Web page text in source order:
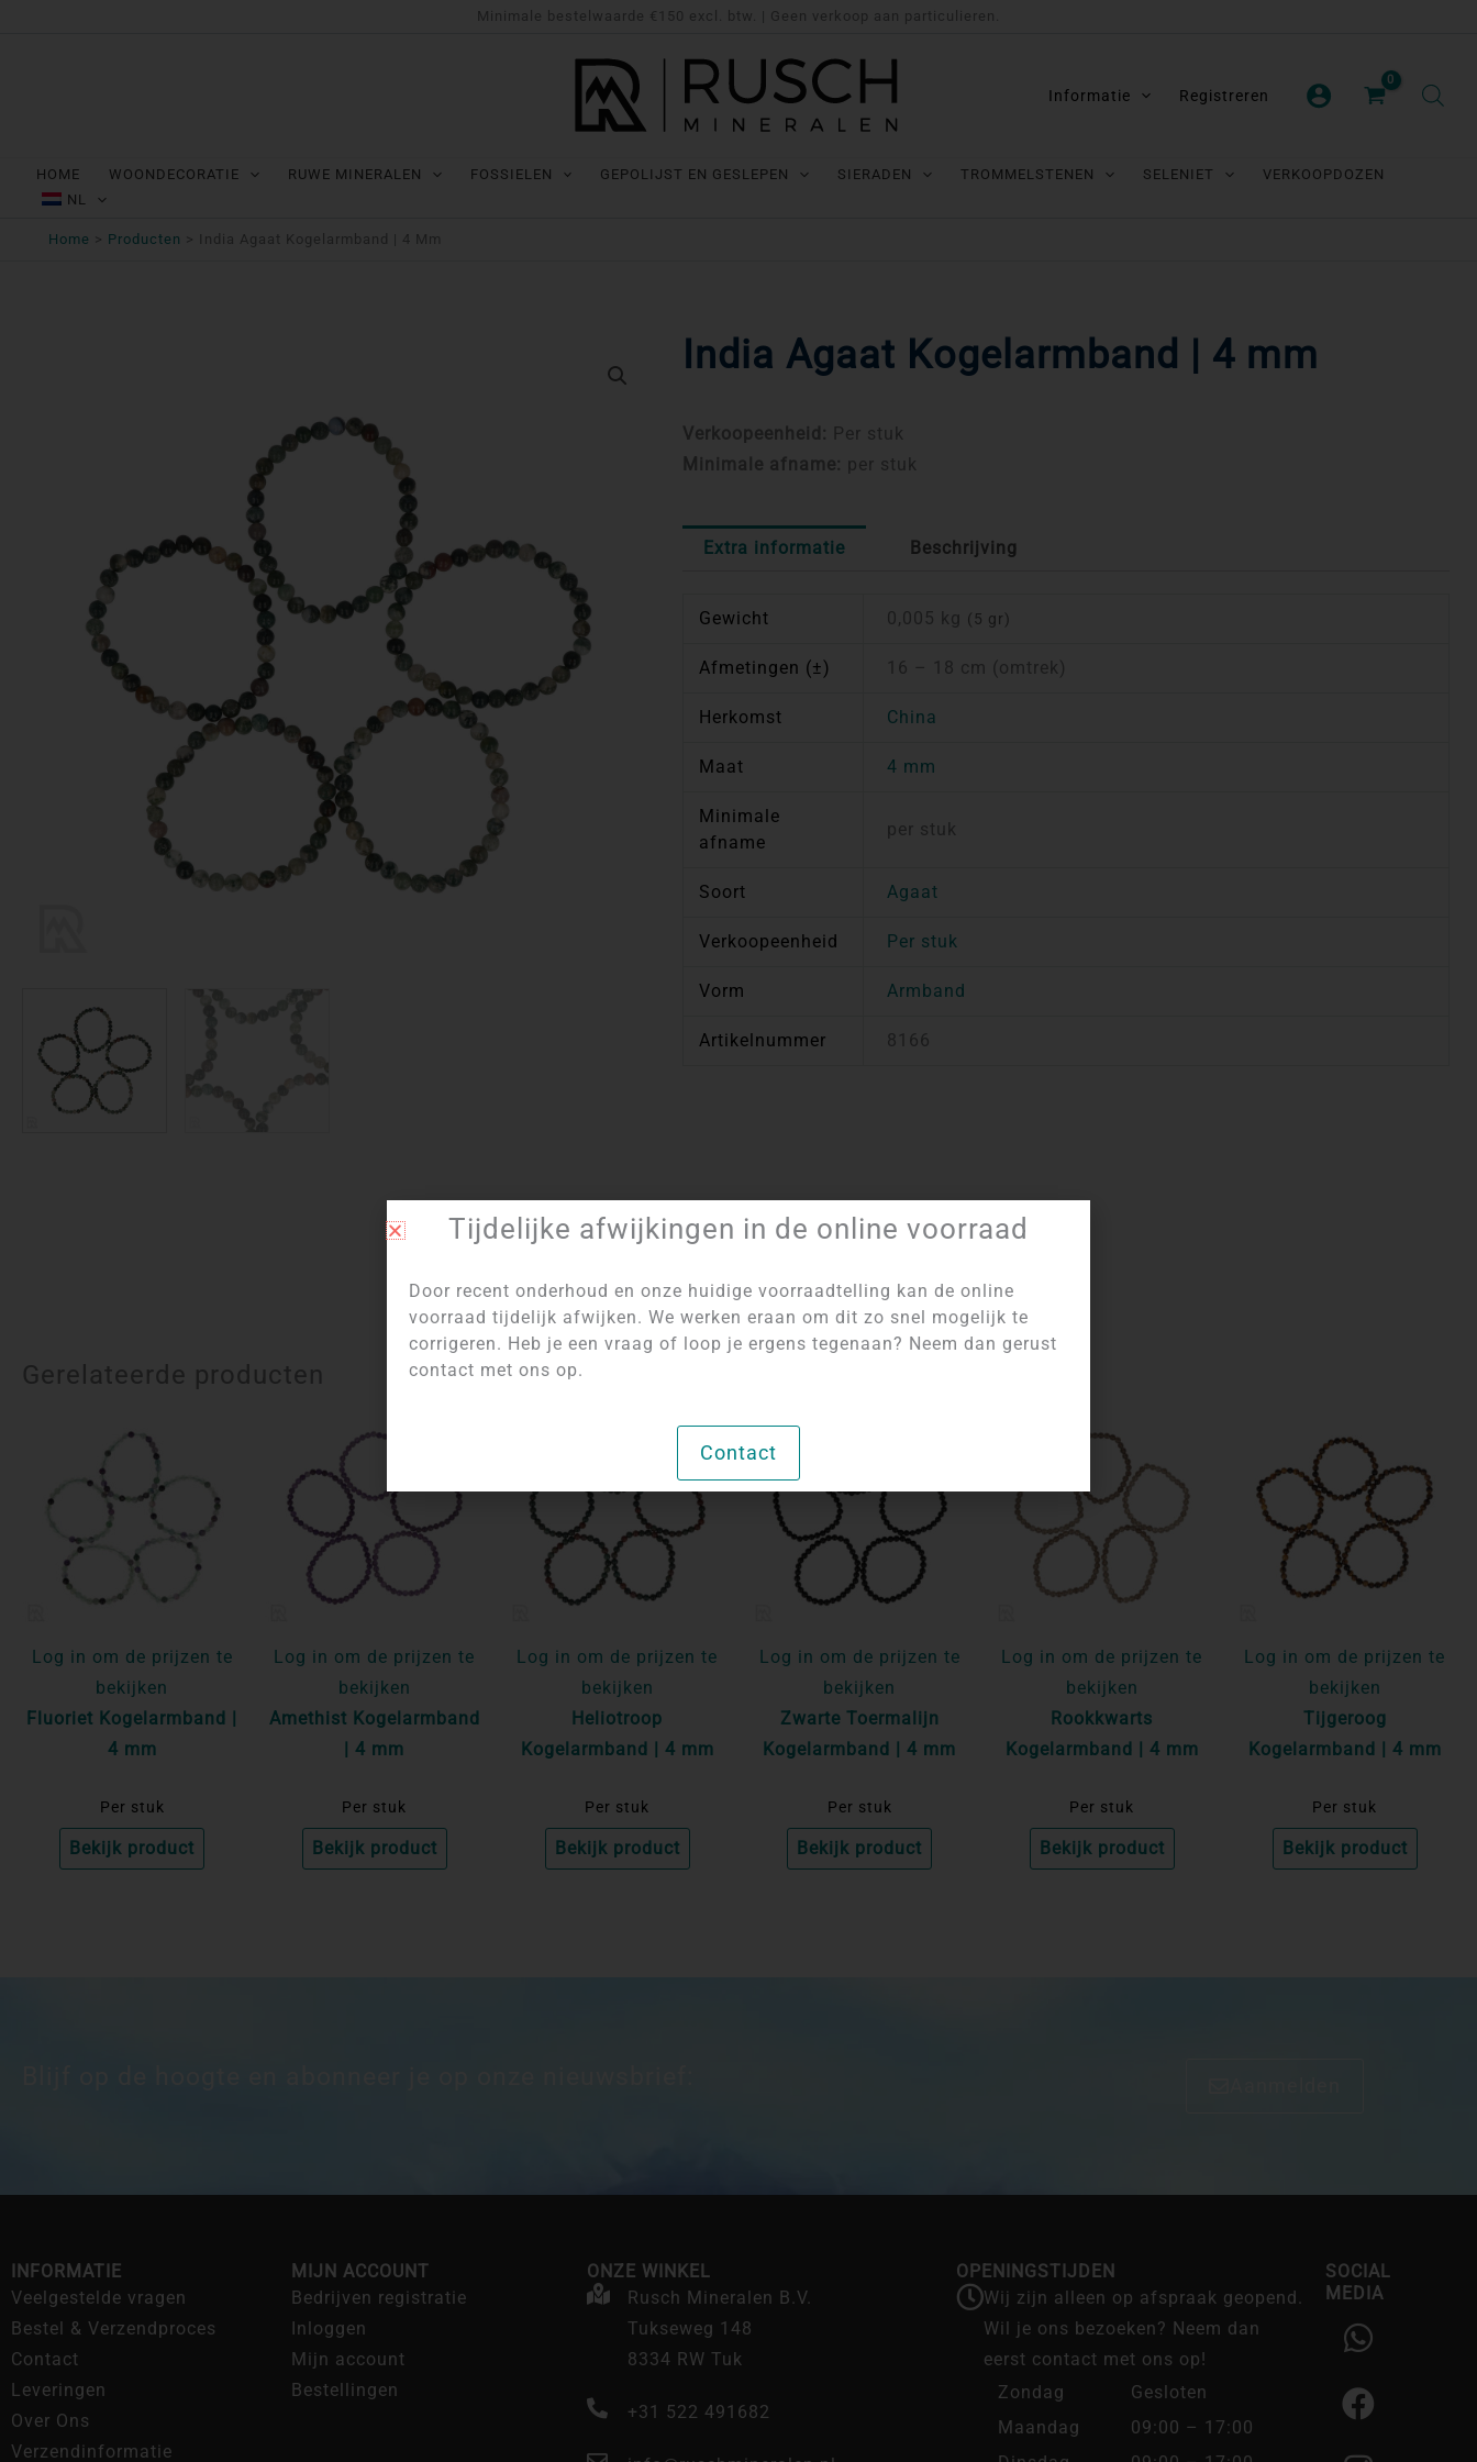
Minimale bestelwaarde €150 excl. btw. | Geen verkoop aan particulieren.
Informatie Registreren
HOME WOONDECORATIE RUWE MINERALEN FOSSIELEN GEPOLIJST EN GESLEPEN SIERADEN TROMMELSTENEN SELENIET
VERKOOPDOZEN
NL
Home Producten India Agaat Kogelarmband | 4 Mm
India Agaat Kogelarmband | 4 mm
Verkoopeenheid: Per stuk
Minimale afname: per stuk
Extra informatie Beschrijving
Gewicht 0,005 kg (5 gr)
Afmetingen (±) 16 – 18 cm (omtrek)
Herkomst China
Maat 4 mm
Minimale
afname
per stuk
Soort Agaat
Verkoopeenheid Per stuk
Vorm Armband
Artikelnummer 8166
Artikelnummer:8166 Categorie: Kogelarmbanden 4 mm
Gerelateerde producten
Log in om de prijzen te
bekijken
Fluoriet Kogelarmband |
4 mm
Per stuk
Bekijk product
Log in om de prijzen te
bekijken
Amethist Kogelarmband
| 4 mm
Per stuk
Bekijk product
Log in om de prijzen te
bekijken
Heliotroop
Kogelarmband | 4 mm
Per stuk
Bekijk product
Log in om de prijzen te
bekijken
Zwarte Toermalijn
Kogelarmband | 4 mm
Per stuk
Bekijk product
Log in om de prijzen te
bekijken
Rookkwarts
Kogelarmband | 4 mm
Per stuk
Bekijk product
Log in om de prijzen te
bekijken
Tijgeroog
Kogelarmband | 4 mm
Per stuk
Bekijk product
INFORMATIE
Veelgestelde vragen
Bestel & Verzendproces
Contact
Leveringen
Over Ons
Verzendinformatie
MIJN ACCOUNT
Bedrijven registratie
Inloggen
Mijn account
Bestellingen
ONZE WINKEL
Rusch Mineralen B.V.
Tukseweg 148
8334 RW Tuk
+31 522 491682
OPENINGSTIJDEN
Wij zijn alleen op afspraak geopend.
Wil je ons bezoeken? Neem dan
eerst contact met ons op!
Zondag
Gesloten
Maandag
09:00 – 17:00
SOCIAL
MEDIA
W
h
a
t
s
F
a
c
e
b
I
n
s
t
a
Tijdelijke afwijkingen in de online voorraad
Door recent onderhoud en onze huidige voorraadtelling kan de online
voorraad tijdelijk afwijken. We werken eraan om dit zo snel mogelijk te
corrigeren. Heb je een vraag of loop je ergens tegenaan? Neem dan gerust
contact met ons op.
Contact